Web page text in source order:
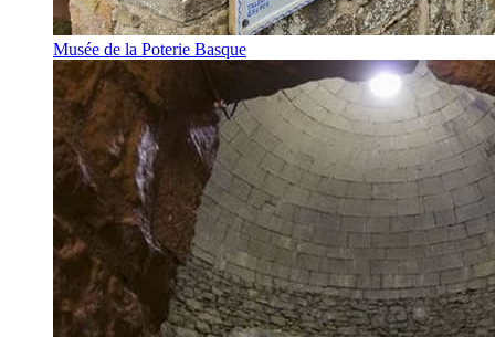
Musée de la Poterie Basque